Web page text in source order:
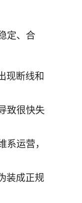
定、合
现断线和
致很快失
运营，
装成正规